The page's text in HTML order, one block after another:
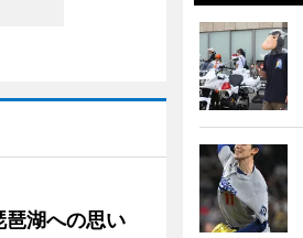
琶湖への思い